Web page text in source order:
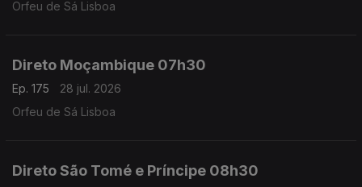
Orfeu de Sá Lisboa
Direto Moçambique 07h30
Ep. 175
28 jul. 2026
Orfeu de Sá Lisboa
Direto São Tomé e Príncipe 08h30